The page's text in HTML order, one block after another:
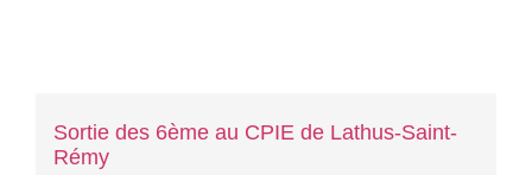
Sortie des 6ème au CPIE de Lathus-Saint-
Rémy